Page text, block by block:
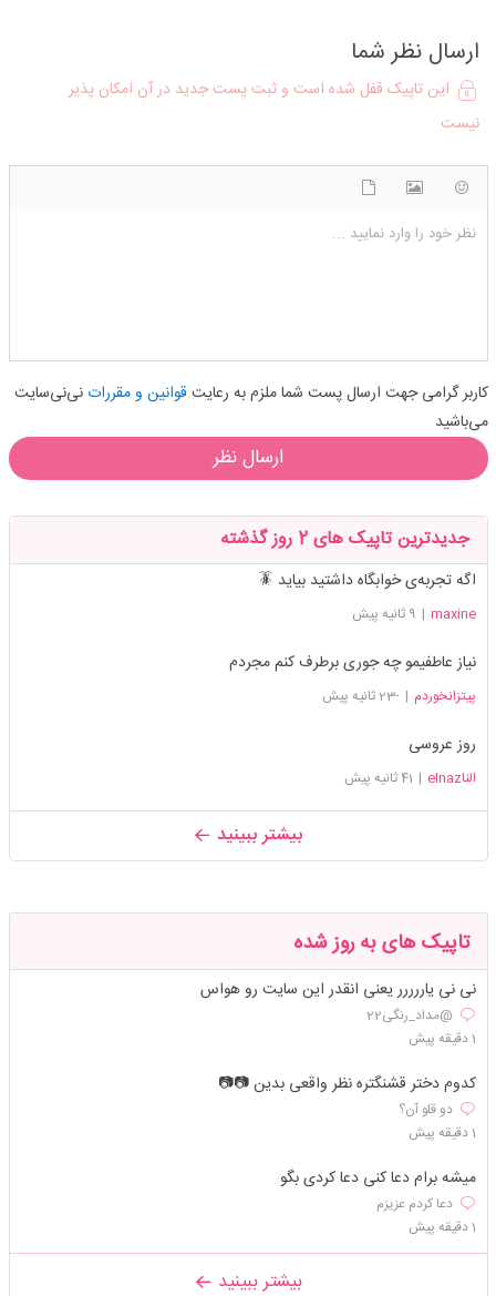
ارسال نظر شما
این تاپیک قفل شده است و ثبت پست جدید در آن امکان پذیر
نیست
نظر خود را وارد نمایید ...
کاربر گرامی جهت ارسال پست شما ملزم به رعایت قوانین و مقرراتنی‌نی‌سایت
می‌باشید
ارسال نظر
جدیدترین تاپیک های 2 روز گذشته
اگه تجربه‌ی خوابگاه داشتید بیاید 🪳
maxine
| 9 ثانیه پیش
نیاز عاطفیمو چه جوری برطرف کنم مجردم
پیتزانخوردم | -23 ثانیه پیش
روز عروسی
الناelnaz | 41 ثانیه پیش
بیشتر ببینید
تاپیک های به روز شده
نی نی یاررررر یعنی انقدر این سایت رو هواس
@مداد_رنگی22
1 دقیقه پیش
کدوم دختر قشنگتره نظر واقعی بدین 📷📷
دو قلو آن؟
1 دقیقه پیش
میشه برام دعا کنی دعا کردی بگو
دعا کردم عزیزم
1 دقیقه پیش
بیشتر ببینید